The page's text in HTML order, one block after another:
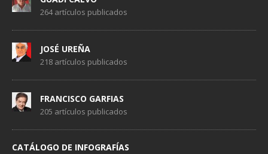
264 artículos publicados
JOSÉ UREÑA
218 artículos publicados
FRANCISCO GARFIAS
205 artículos publicados
CATÁLOGO DE INFOGRAFÍAS